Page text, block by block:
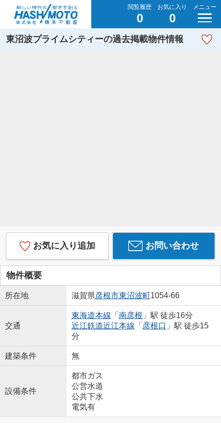
閲覧履歴
0
お気に入り
0
メニュー
東沼波プライムシティーの過去掲載物件情報
お気に入り追加 お問い合わせ
物件概要
所在地 滋賀県彦根市東沼波町1054-66
交通
東海道本線 「 南彦根 」駅 徒歩16分
近江鉄道近江本線 「 彦根口 」駅 徒歩15
分
建築条件 無
設備条件
都市ガス
公営水道
公共下水
電気有